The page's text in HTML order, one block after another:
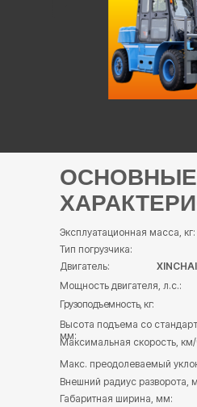
ОСНОВНЫЕ
Эксплуатационная масса, кг:
Грузоподъемность, кг:
Двигатель:
Тип погрузчика:
Мощность двигателя, л.с.:
Габаритная ширина, мм:
Максимальная скорость, км/
Высота подъема со
мм:
Внешний радиус разворота,
Макс. преодолеваемый